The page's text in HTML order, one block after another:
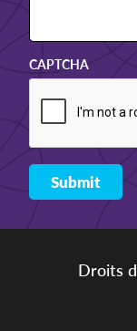
CAPTCHA
Droits